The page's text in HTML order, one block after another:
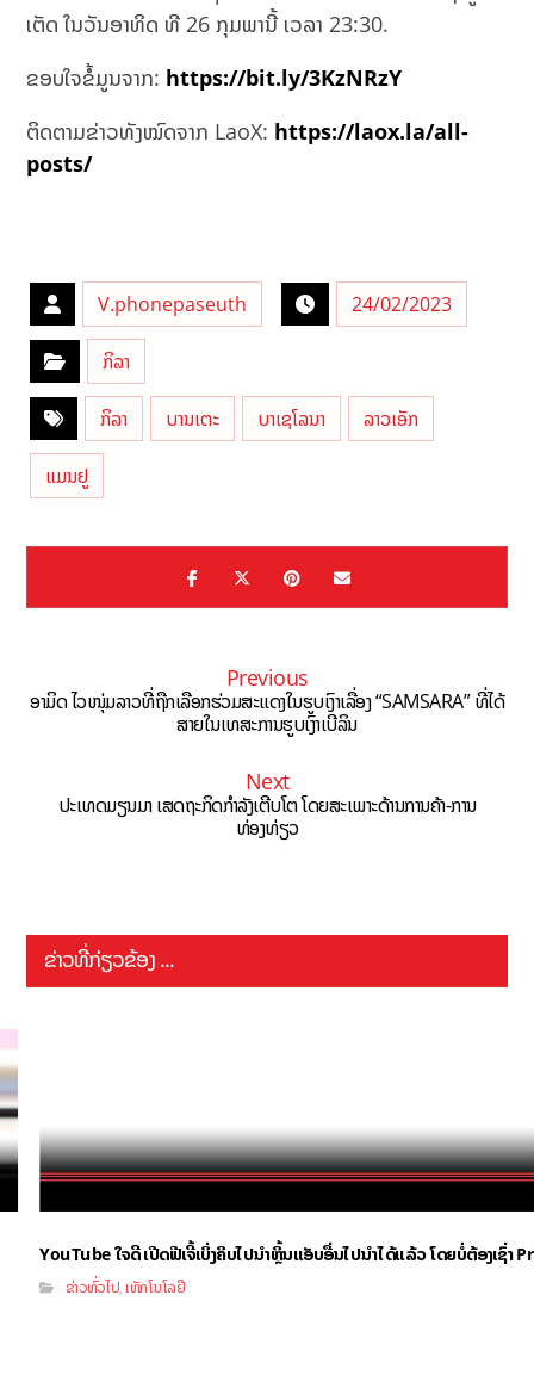
ເຕັດ ໃນວັນອາທິດ ທີ 26 ກຸມພານີ້ ເວລາ 23:30.
ຂອບໃຈຂໍ້ມູນຈາກ: https://bit.ly/3KzNRzY
ຕິດຕາມຂ່າວທັງໝົດຈາກ LaoX: https://laox.la/all-
posts/
V.phonepaseuth 24/02/2023
ກິລາ
ກິລາ ບານເຕະ ບາເຊໂລນາ ລາວເອັກ
ແມນຢູ
Previous
ອາມິດ ໄວໜຸ່ມລາວທີ່ຖືກເລືອກຮ່ວມສະແດງໃນຮູບເງົາເລື່ອງ “SAMSARA” ທີ່ໄດ້
ສາຍໃນເທສະການຮູບເງົາເບີລິນ
Next
ປະເທດມຽນມາ ເສດຖະກິດກຳລັງເຕີບໂຕ ໂດຍສະເພາະດ້ານການຄ້າ-ການ
ທ່ອງທ່ຽວ
ຂ່າວທີ່ກ່ຽວຂ້ອງ ...
YouTube ໃຈດີ ເປີດຟີເຈີ້ເບິ່ງຄິບໄປນຳຫຼິ້ນແອັບອື່ນໄປນຳໄດ້ແລ້ວ ໂດຍບໍ່ຕ້ອງເຊົ່າ
ຂ່າວທົ່ວໄປ ,ເທັກໂນໂລຢີ